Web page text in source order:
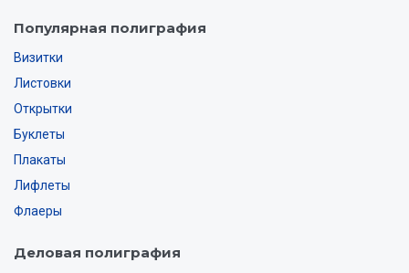
Популярная полиграфия
Визитки
Листовки
Открытки
Буклеты
Плакаты
Лифлеты
Флаеры
Деловая полиграфия